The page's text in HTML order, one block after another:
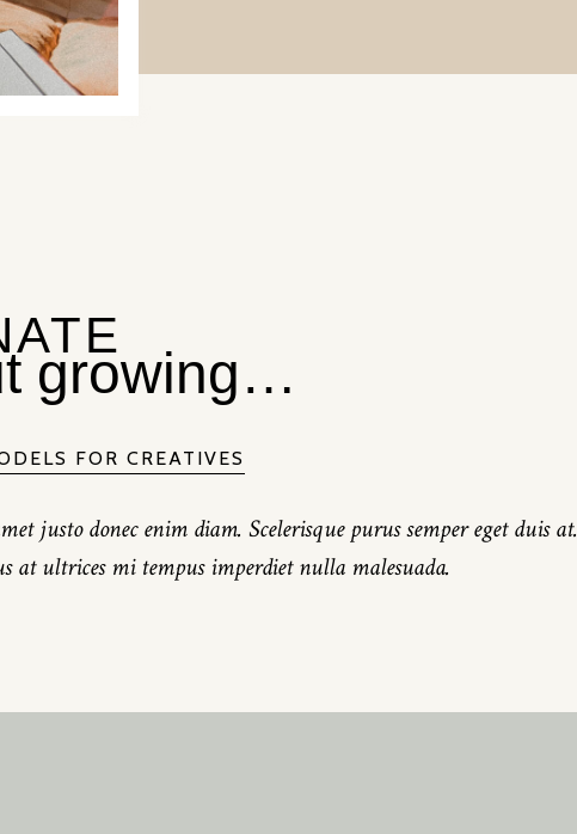
growing…
FOR CREATIVES
justo donec enim diam. Scelerisque purus semper eget duis at.
at ultrices mi tempus imperdiet nulla malesuada.